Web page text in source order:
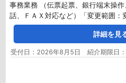
事務業務 （伝票起票、銀行端末操
話、ＦＡＸ対応など）「変更範囲：
詳細を見
受付日：2026年8月5日 紹介期限日